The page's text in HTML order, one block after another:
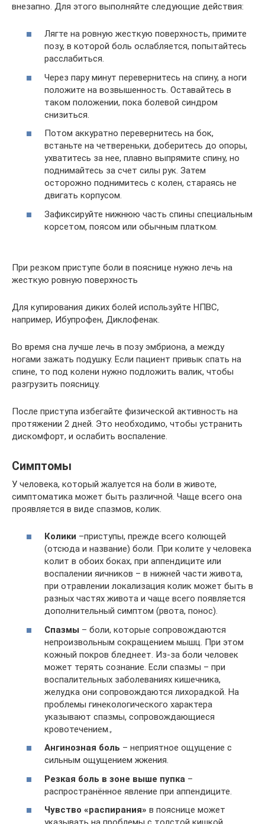
внезапно. Для этого выполняйте следующие действия:
Лягте на ровную жесткую поверхность, примите
позу, в которой боль ослабляется, попытайтесь
расслабиться.
Через пару минут перевернитесь на спину, а ноги
положите на возвышенность. Оставайтесь в
таком положении, пока болевой синдром
снизиться.
Потом аккуратно перевернитесь на бок,
встаньте на четвереньки, доберитесь до опоры,
ухватитесь за нее, плавно выпрямите спину, но
поднимайтесь за счет силы рук. Затем
осторожно поднимитесь с колен, стараясь не
двигать корпусом.
Зафиксируйте нижнюю часть спины специальным
корсетом, поясом или обычным платком.
При резком приступе боли в пояснице нужно лечь на
жесткую ровную поверхность
Для купирования диких болей используйте НПВС,
например, Ибупрофен, Диклофенак.
Во время сна лучше лечь в позу эмбриона, а между
ногами зажать подушку. Если пациент привык спать на
спине, то под колени нужно подложить валик, чтобы
разгрузить поясницу.
После приступа избегайте физической активность на
протяжении 2 дней. Это необходимо, чтобы устранить
дискомфорт, и ослабить воспаление.
Симптомы
У человека, который жалуется на боли в животе,
симптоматика может быть различной. Чаще всего она
проявляется в виде спазмов, колик.
Колики –приступы, прежде всего колющей
(отсюда и название) боли. При колите у человека
колит в обоих боках, при аппендиците или
воспалении яичников – в нижней части живота,
при отравлении локализация колик может быть в
разных частях живота и чаще всего появляется
дополнительный симптом (рвота, понос).
Спазмы – боли, которые сопровождаются
непроизвольным сокращением мышц. При этом
кожный покров бледнеет. Из-за боли человек
может терять сознание. Если спазмы – при
воспалительных заболеваниях кишечника,
желудка они сопровождаются лихорадкой. На
проблемы гинекологического характера
указывают спазмы, сопровождающиеся
кровотечением.,
Ангинозная боль – неприятное ощущение с
сильным ощущением жжения.
Резкая боль в зоне выше пупка –
распространённое явление при аппендиците.
Чувство «распирания» в пояснице может